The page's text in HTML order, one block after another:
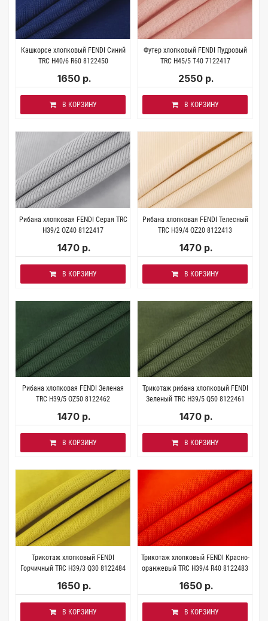
Кашкорсе хлопковый FENDI Синий
TRC H40/6 R60 8122450
1650 р.
В КОРЗИНУ
Футер хлопковый FENDI Пудровый
TRC H45/5 Т40 7122417
2550 р.
В КОРЗИНУ
Рибана хлопковая FENDI Серая TRC
H39/2 OZ40 8122417
1470 р.
В КОРЗИНУ
Рибана хлопковая FENDI Телесный
TRC H39/4 OZ20 8122413
1470 р.
В КОРЗИНУ
Рибана хлопковая FENDI Зеленая
TRC H39/5 OZ50 8122462
1470 р.
В КОРЗИНУ
Трикотаж рибана хлопковый FENDI
Зеленый TRC H39/5 Q50 8122461
1470 р.
В КОРЗИНУ
Трикотаж хлопковый FENDI
Горчичный TRC H39/3 Q30 8122484
1650 р.
В КОРЗИНУ
Трикотаж хлопковый FENDI Красно-
оранжевый TRC H39/4 R40 8122483
1650 р.
В КОРЗИНУ